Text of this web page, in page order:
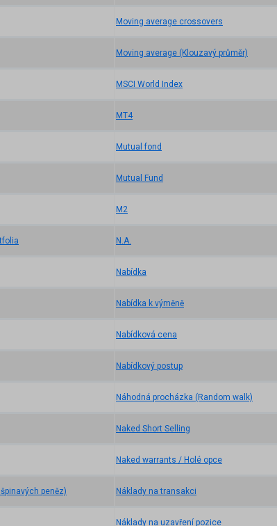
peněz)
Moving average crossovers
Moving average (Klouzavý průměr)
MSCI World Index
MT4
Mutual fond
Mutual Fund
M2
N.A.
Nabídka
Nabídka k výměně
Nabídková cena
Nabídkový postup
Náhodná procházka (Random walk)
Naked Short Selling
Naked warrants / Holé opce
Náklady na transakci
Náklady na uzavření pozice